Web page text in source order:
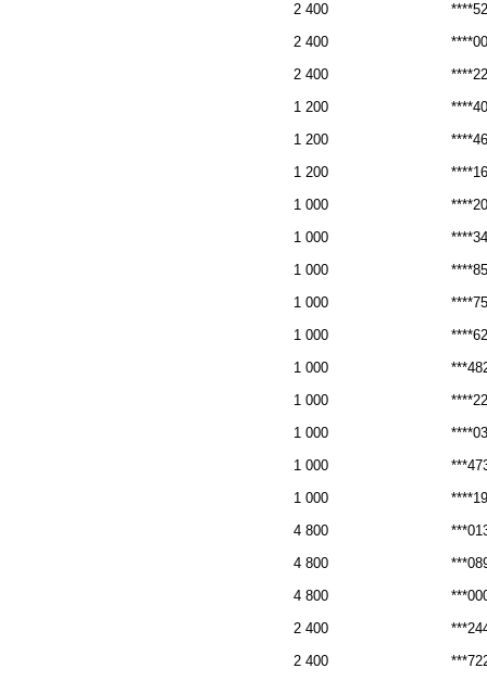
2 400
2 400
2 400
1 200
1 200
1 200
1 000
1 000
1 000
1 000
1 000
1 000
1 000
1 000
1 000
1 000
4 800
4 800
4 800
2 400
2 400